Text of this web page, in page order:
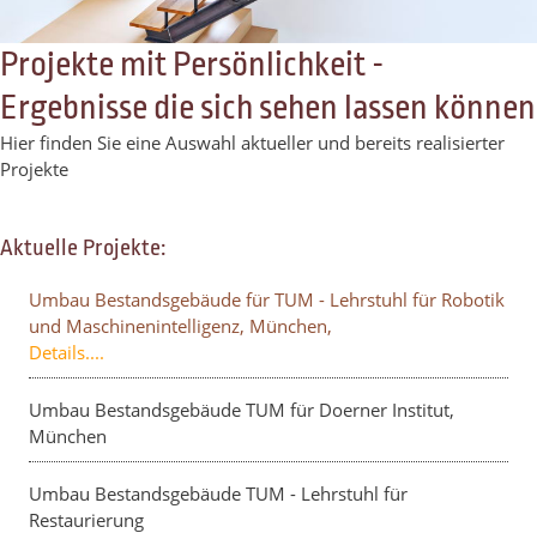
Projekte mit Persönlichkeit -
Ergebnisse die sich sehen lassen können
Hier finden Sie eine Auswahl aktueller und bereits realisierter
Projekte
Aktuelle Projekte:
Umbau Bestandsgebäude für TUM - Lehrstuhl für Robotik
und Maschinenintelligenz, München,
Details....
Umbau Bestandsgebäude TUM für Doerner Institut,
München
Umbau Bestandsgebäude TUM - Lehrstuhl für
Restaurierung